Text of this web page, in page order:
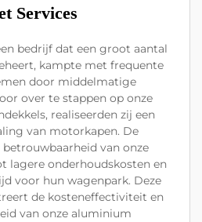
Services
bedrijf dat een groot aantal
kampte met frequente
door middelmatige
over te stappen op onze
realiseerden zij een
van motorkapen. De
van onze
lagere onderhoudskosten en
voor hun wagenpark. Deze
de kosteneffectiviteit en
van onze aluminium